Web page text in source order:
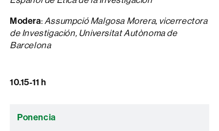
Modera: Assumpció Malgosa Morera, vicerrectora
de Investigación, Universitat Autònoma de
Barcelona
10.15-11 h
Ponencia